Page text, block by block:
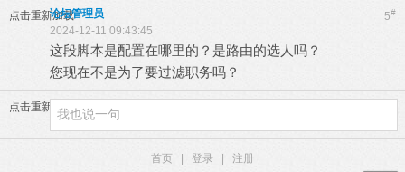
点击重新加载 5#
论坛管理员
2024-12-11 09:43:45
这段脚本是配置在哪里的？是路由的选人吗？
您现在不是为了要过滤职务吗？
点击重新加载
首页 登录 注册